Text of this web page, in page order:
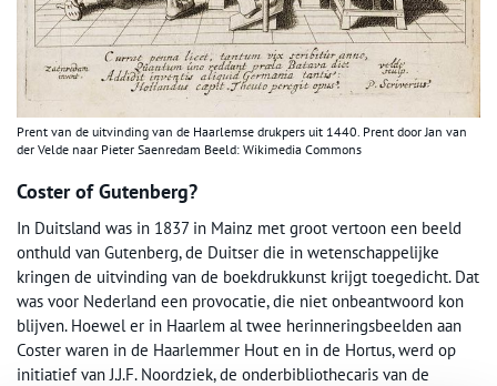
Prent van de uitvinding van de Haarlemse drukpers uit 1440. Prent door Jan van
der Velde naar Pieter Saenredam Beeld: Wikimedia Commons
Coster of Gutenberg?
In Duitsland was in 1837 in Mainz met groot vertoon een beeld
onthuld van Gutenberg, de Duitser die in wetenschappelijke
kringen de uitvinding van de boekdrukkunst krijgt toegedicht. Dat
was voor Nederland een provocatie, die niet onbeantwoord kon
blijven. Hoewel er in Haarlem al twee herinneringsbeelden aan
Coster waren in de Haarlemmer Hout en in de Hortus, werd op
initiatief van J.J.F. Noordziek, de onderbibliothecaris van de